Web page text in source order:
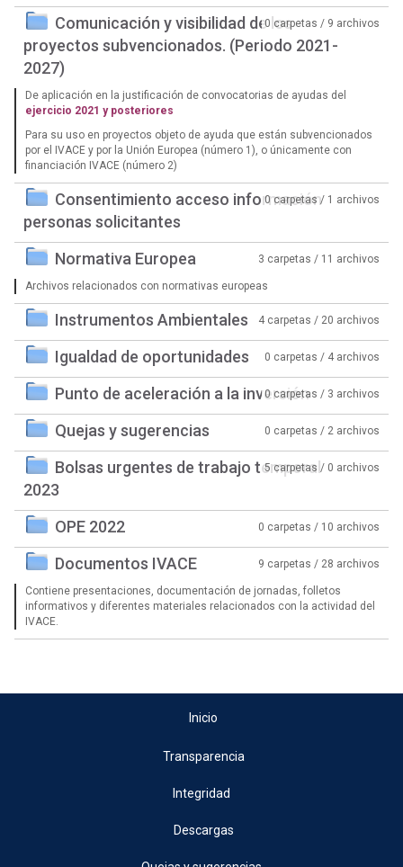
Comunicación y visibilidad de los
proyectos subvencionados. (Periodo 2021-
2027)
0 carpetas / 9 archivos
De aplicación en la justificación de convocatorias de ayudas del
ejercicio 2021 y posteriores
Para su uso en proyectos objeto de ayuda que están subvencionados
por el IVACE y por la Unión Europea (número 1), o únicamente con
financiación IVACE (número 2)
Consentimiento acceso información
personas solicitantes
0 carpetas / 1 archivos
Normativa Europea 3 carpetas / 11 archivos
Archivos relacionados con normativas europeas
Instrumentos Ambientales 4 carpetas / 20 archivos
Igualdad de oportunidades 0 carpetas / 4 archivos
Punto de aceleración a la inversión0 carpetas / 3 archivos
Quejas y sugerencias 0 carpetas / 2 archivos
Bolsas urgentes de trabajo temporal
2023
5 carpetas / 0 archivos
OPE 2022 0 carpetas / 10 archivos
Documentos IVACE 9 carpetas / 28 archivos
Contiene presentaciones, documentación de jornadas, folletos
informativos y diferentes materiales relacionados con la actividad del
IVACE.
Inicio
Transparencia
Integridad
Descargas